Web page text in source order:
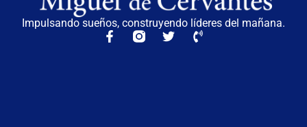
Impulsando sueños, construyendo líderes del mañana.